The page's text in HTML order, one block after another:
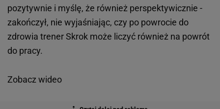
pozytywnie i myślę, że również perspektywicznie -
zakończył, nie wyjaśniając, czy po powrocie do
zdrowia trener Skrok może liczyć również na powrót
do pracy.
Zobacz wideo